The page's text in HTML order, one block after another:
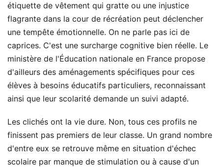
étiquette de vêtement qui gratte ou une injustice
flagrante dans la cour de récréation peut déclencher
une tempête émotionnelle. On ne parle pas ici de
caprices. C'est une surcharge cognitive bien réelle. Le
ministère de l'Éducation nationale en France propose
d'ailleurs des aménagements spécifiques pour ces
élèves à besoins éducatifs particuliers, reconnaissant
ainsi que leur scolarité demande un suivi adapté.
Les clichés ont la vie dure. Non, tous ces profils ne
finissent pas premiers de leur classe. Un grand nombre
d'entre eux se retrouve même en situation d'échec
scolaire par manque de stimulation ou à cause d'un